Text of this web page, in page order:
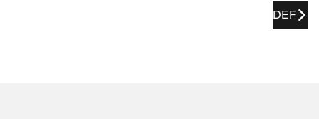
DEF